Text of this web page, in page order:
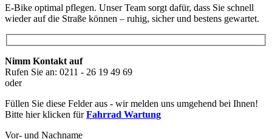
E-Bike optimal pflegen. Unser Team sorgt dafür, dass Sie schnell
wieder auf die Straße können – ruhig, sicher und bestens gewartet.
Nimm Kontakt auf
Rufen Sie an: 0211 - 26 19 49 69
oder
Füllen Sie diese Felder aus - wir melden uns umgehend bei Ihnen!
Bitte hier klicken fürFahrrad Wartung
Vor- und Nachname